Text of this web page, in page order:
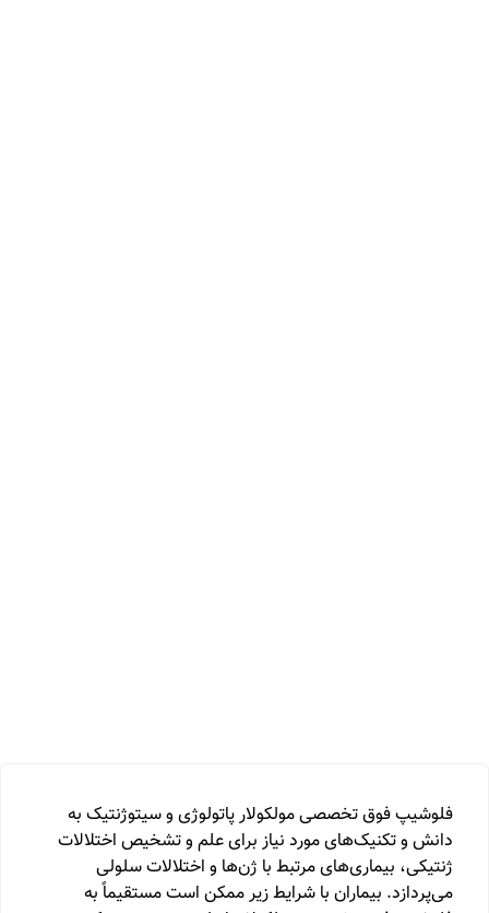
فلوشیپ فوق تخصصی مولکولار پاتولوژی و سیتوژنتیک به
دانش و تکنیک‌های مورد نیاز برای علم و تشخیص اختلالات
ژنتیکی، بیماری‌های مرتبط با ژن‌ها و اختلالات سلولی
می‌پردازد. بیماران با شرایط زیر ممکن است مستقیماً به